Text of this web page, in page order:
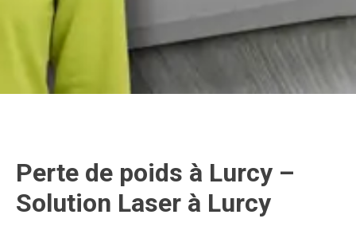
Perte de poids à Lurcy –
Solution Laser à Lurcy